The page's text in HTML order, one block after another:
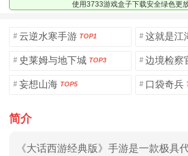
使用3733游戏盒子下载安全绿色更
# 云逆水寒手游 TOP1 # 这就是江
# 史莱姆与地下城 TOP3 # 边境检察
# 妄想山海 TOP5 # 口袋奇兵
简介
《大话西游经典版》手游是一款极具